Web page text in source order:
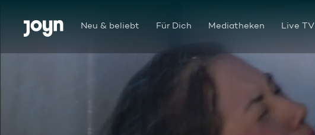
Zum Inhalt springen
Barrierefrei Neu & beliebt Für Dich Mediatheken Live TV